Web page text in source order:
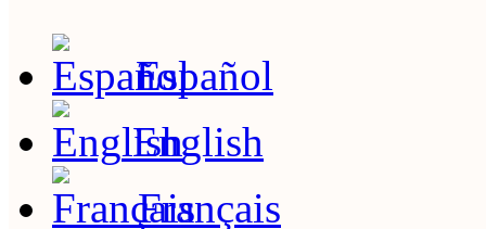
Español
English
Français